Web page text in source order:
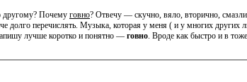
другому? Почему говно? Отвечу — скучно, вяло, вторично,
перечислять. Музыка, которая у меня ( и у многих других
лучше коротко и понятно — говно. Вроде как быстро и в